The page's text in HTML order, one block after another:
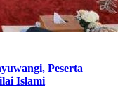
Peserta
Islami